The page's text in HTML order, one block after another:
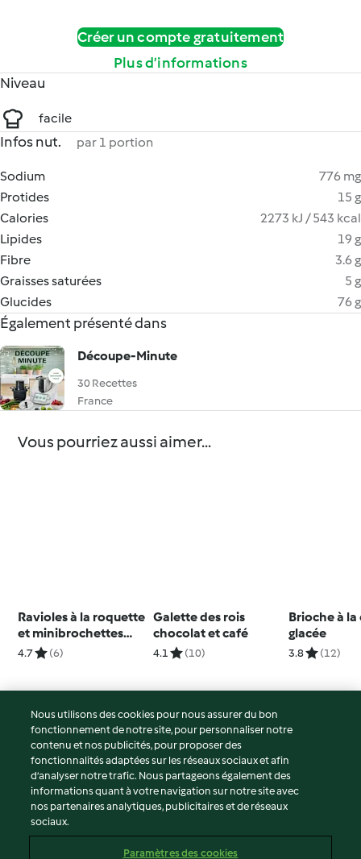
Créer un compte gratuitement
Plus d’informations
Niveau
facile
Infos nut. par 1 portion
Sodium
776 mg
Protides
15 g
Calories
2273 kJ / 543 kcal
Lipides
19 g
Fibre
3.6 g
Graisses saturées
5 g
Glucides
76 g
Également présenté dans
Découpe-Minute
30 Recettes
France
Vous pourriez aussi aimer...
Ravioles à la roquette
et minibrochettes
jambon-mozza
4.7 (6)
Galette des rois
chocolat et café
4.1 (10)
Brioche à
glacée
3.8 (12)
© Copyright 2026
Conditions d'utilisation
Politique de confidentialité
Non-responsabilité
Mentions légales
Nous utilisons des cookies pour nous assurer du bon
fonctionnement de notre site, pour personnaliser notre
contenu et nos publicités, pour proposer des
fonctionnalités adaptées sur les réseaux sociaux et afin
d’analyser notre trafic. Nous partageons également des
informations quant à votre navigation sur notre site avec
nos partenaires analytiques, publicitaires et de réseaux
sociaux.
Paramètres des cookies